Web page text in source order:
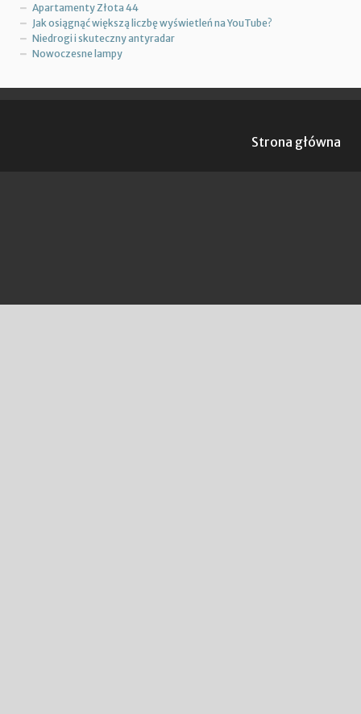
Apartamenty Złota 44
Jak osiągnąć większą liczbę wyświetleń na YouTube?
Niedrogi i skuteczny antyradar
Nowoczesne lampy
Strona główna